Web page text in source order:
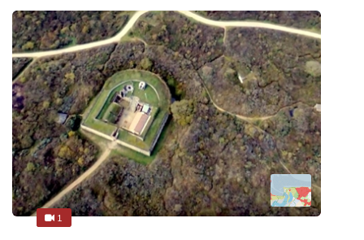
1
1